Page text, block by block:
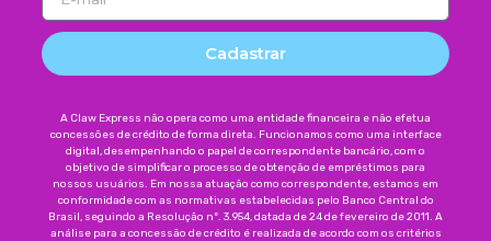
Cadastrar
A Claw Express não opera como uma entidade financeira e não efetua
concessões de crédito de forma direta. Funcionamos como uma interface
digital, desempenhando o papel de correspondente bancário, com o
objetivo de simplificar o processo de obtenção de empréstimos para
nossos usuários. Em nossa atuação como correspondente, estamos em
conformidade com as normativas estabelecidas pelo Banco Central do
Brasil, seguindo a Resolução nº. 3.954, datada de 24 de fevereiro de 2011. A
análise para a concessão de crédito é realizada de acordo com os critérios